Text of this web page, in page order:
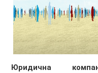
Юридична